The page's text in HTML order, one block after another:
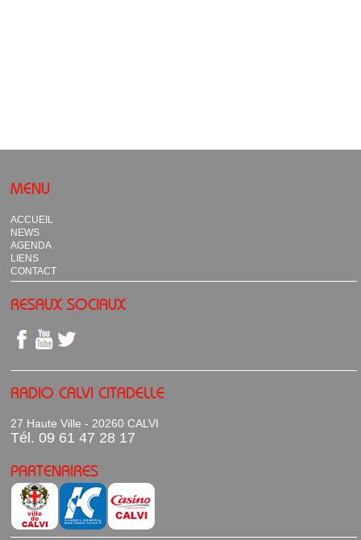
MENU
ACCUEIL
NEWS
AGENDA
LIENS
CONTACT
RESAUX SOCIAUX
RADIO CALVI CITADELLE
27 Haute Ville - 20260 CALVI
Tél. 09 61 47 28 17
PARTENAIRES